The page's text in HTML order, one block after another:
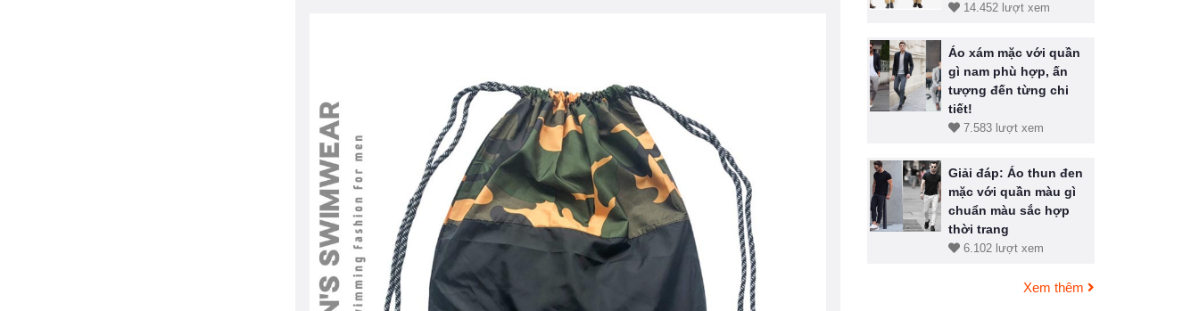
14.452 lượt xem
Áo xám mặc với quần
gì nam phù hợp, ấn
tượng đến từng chi
tiết!
7.583 lượt xem
Giải đáp: Áo thun đen
mặc với quần màu gì
chuẩn màu sắc hợp
thời trang
6.102 lượt xem
Xem thêm